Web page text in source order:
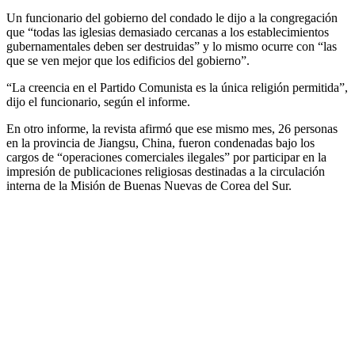
Un funcionario del gobierno del condado le dijo a la congregación
que “todas las iglesias demasiado cercanas a los establecimientos
gubernamentales deben ser destruidas” y lo mismo ocurre con “las
que se ven mejor que los edificios del gobierno”.
“La creencia en el Partido Comunista es la única religión permitida”,
dijo el funcionario, según el informe.
En otro informe, la revista afirmó que ese mismo mes, 26 personas
en la provincia de Jiangsu, China, fueron condenadas bajo los
cargos de “operaciones comerciales ilegales” por participar en la
impresión de publicaciones religiosas destinadas a la circulación
interna de la Misión de Buenas Nuevas de Corea del Sur.